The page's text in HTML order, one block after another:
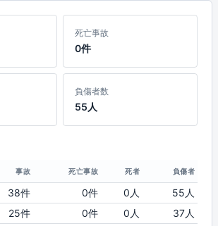
死亡事故
0件
負傷者数
55人
事故 死亡事故 死者 負傷者
38件 0件 0人
55人
25件 0件 0人
37人